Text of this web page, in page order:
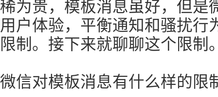
稀为贵，模板消息虽好，但是
用户体验，平衡通知和骚扰行
限制。接下来就聊聊这个限制
微信对模板消息有什么样的限